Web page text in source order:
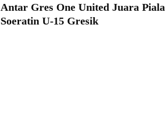
Antar Gres One United Juara Piala
Soeratin U-15 Gresik